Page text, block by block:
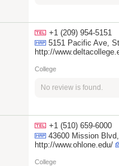
+1 (209) 954-5151
5151 Pacific Ave,
http://
College
No review is found.
+1 (510) 659-6000
43600 Mission
http://www.ohlone.edu/
College